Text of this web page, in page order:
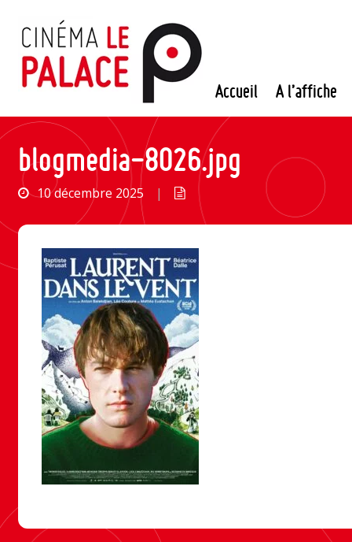
contenu
Accueil A l’affiche
blogmedia-8026.jpg
10 décembre 2025 |